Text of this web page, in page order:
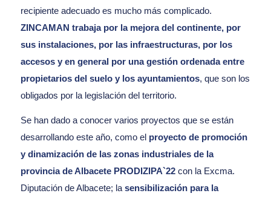
recipiente adecuado es mucho más complicado.
ZINCAMAN trabaja por la mejora del continente, por
sus instalaciones, por las infraestructuras, por los
accesos y en general por una gestión ordenada entre
propietarios del suelo y los ayuntamientos, que son los
obligados por la legislación del territorio.
Se han dado a conocer varios proyectos que se están
desarrollando este año, como el proyecto de promoción
y dinamización de las zonas industriales de la
provincia de Albacete PRODIZIPA`22con la Excma.
Diputación de Albacete; la sensibilización para la